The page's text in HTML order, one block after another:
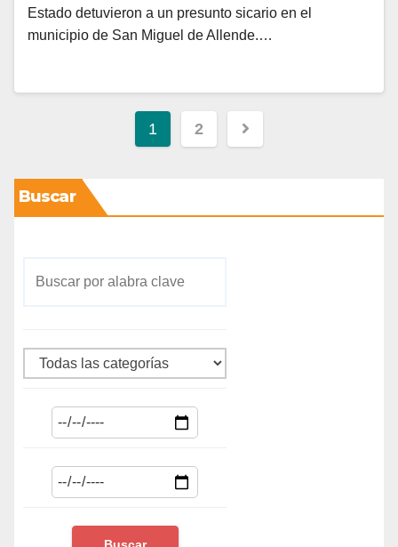
Estado detuvieron a un presunto sicario en el
municipio de San Miguel de Allende.…
1 2
Buscar